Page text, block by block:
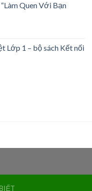
Quen Với Bạn
Lớp 1 – bộ sách Kết nối